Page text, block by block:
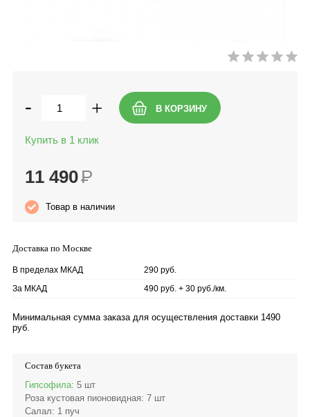
- +
Купить в 1 клик
11 490Р
Товар в наличии
Доставка по Москве
В пределах МКАД
290 руб.
За МКАД
490 руб. + 30 руб./км.
Минимальная сумма заказа для осуществления доставки 1490
руб.
Состав букета
Гипсофила: 5 шт
Роза кустовая пионовидная: 7 шт
Салал: 1 пуч